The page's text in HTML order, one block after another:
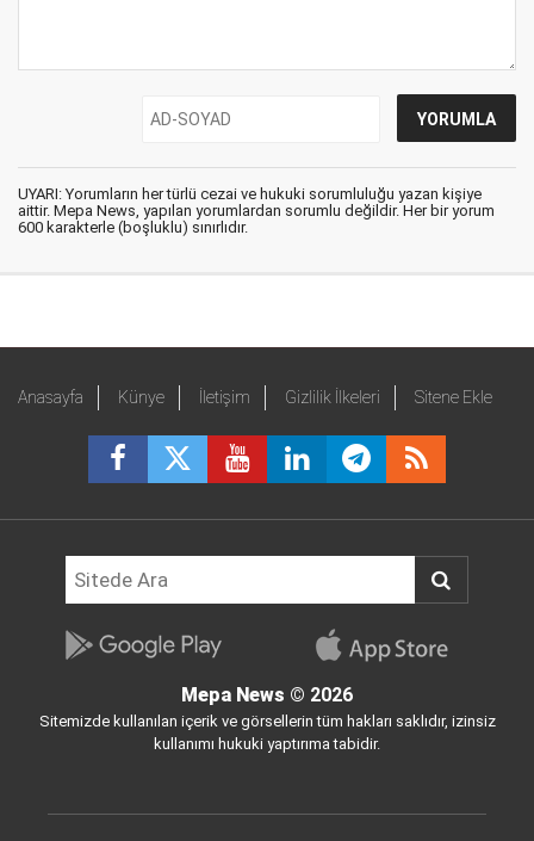
UYARI: Yorumların her türlü cezai ve hukuki sorumluluğu yazan kişiye
aittir. Mepa News, yapılan yorumlardan sorumlu değildir. Her bir yorum
600 karakterle (boşluklu) sınırlıdır.
Anasayfa Künye İletişim Gizlilik İlkeleri Sitene Ekle
Mepa News © 2026
Sitemizde kullanılan içerik ve görsellerin tüm hakları saklıdır, izinsiz
kullanımı hukuki yaptırıma tabidir.